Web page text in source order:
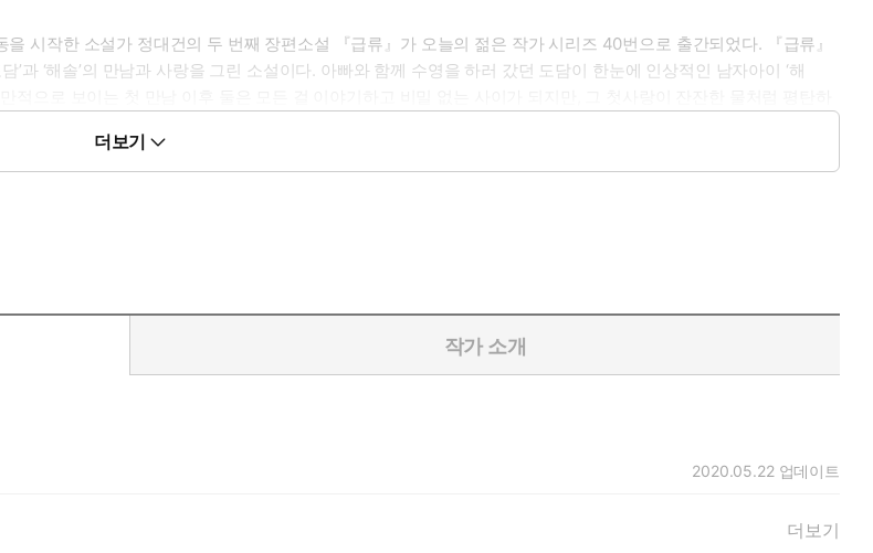
시작한 소설가 정대건의 두 번째 장편소설 『급류』가 오늘의 젊은 작가 시리즈 40번으로 출간되었다. 『급류』
’과 ‘해솔’의 만남과 사랑을 그린 소설이다. 아빠와 함께 수영을 하러 갔던 도담이 한눈에 인상적인 남자아이 ‘해
기로 한 날 밤 랜턴을 들고 그들의 뒤를 밟는다. 그리고 그곳에서 생각지도 못한 사고가 벌어진다. 그날 이후, 진평
간에 바뀌어 버린다. 해솔의 엄마와 도담의 아빠는 어떤 관계였던 걸까? 그 날, 그 밤 도담과 해솔은 어떤 일을 겪
더보기
작가 소개
2020.05.22 업데이트
더보기